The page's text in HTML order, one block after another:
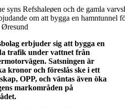
syns Refshaleøen och de gamla
om att bygga en hamntunnel
erbjuder sig att bygga en
trafik under vattnet från
Satsningen är
kronor och föreslås ske i ett
OPP, och väntas även öka
markområden på